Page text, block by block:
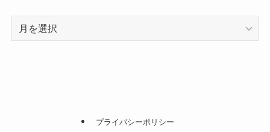
プライバシーポリシー